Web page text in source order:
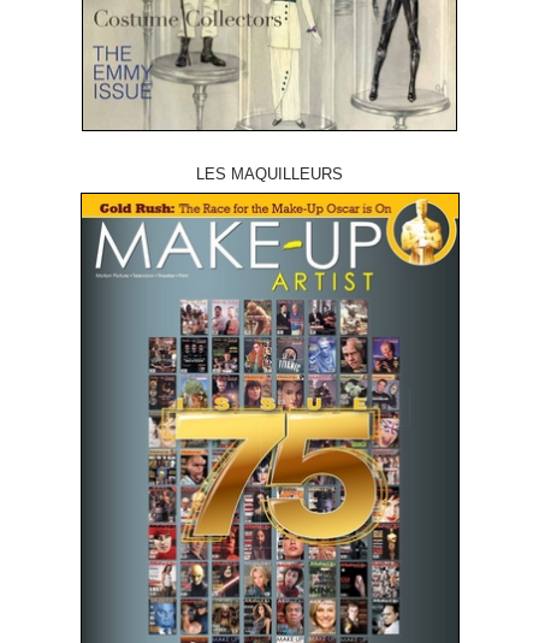
LES MAQUILLEURS